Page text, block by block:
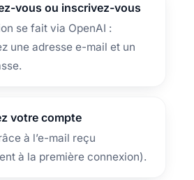
vous ou inscrivez-vous
se fait via OpenAI :
une adresse e-mail et un
votre compte
à l’e-mail reçu
à la première connexion).